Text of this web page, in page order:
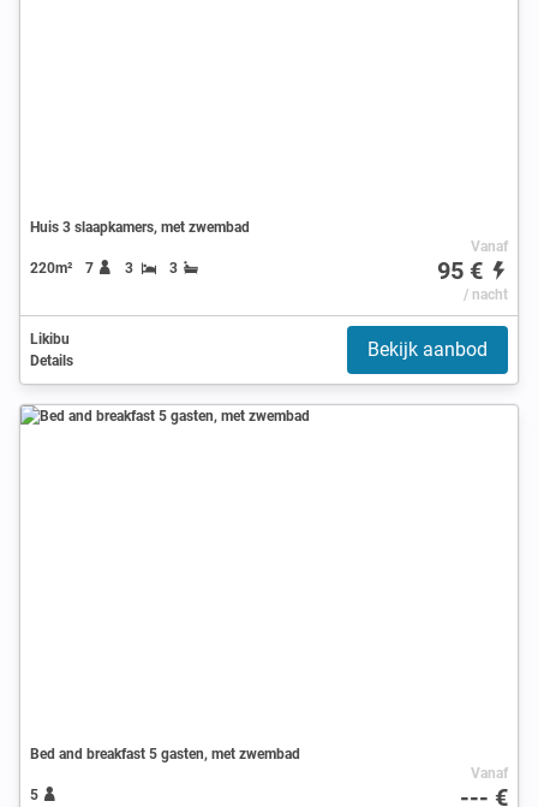
Huis 3 slaapkamers, met zwembad
220m² 7 3 3
Vanaf
95 €
/ nacht
Likibu
Details
Bekijk aanbod
Bed and breakfast 5 gasten, met zwembad
5
Vanaf
--- €